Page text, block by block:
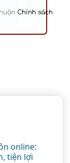
Chính sách
online:
tiện lợi